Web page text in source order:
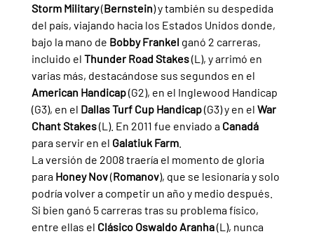
Storm Military (Bernstein) y también su despedida
del país, viajando hacia los Estados Unidos donde,
bajo la mano de Bobby Frankel ganó 2 carreras,
incluido el Thunder Road Stakes (L), y arrimó en
varias más, destacándose sus segundos en el
American Handicap (G2), en el Inglewood Handicap
(G3), en el Dallas Turf Cup Handicap (G3) y en el War
Chant Stakes (L). En 2011 fue enviado a Canadá
para servir en el Galatiuk Farm.
La versión de 2008 traería el momento de gloria
para Honey Nov (Romanov), que se lesionaría y solo
podría volver a competir un año y medio después.
Si bien ganó 5 carreras tras su problema físico,
entre ellas el Clásico Oswaldo Aranha (L), nunca